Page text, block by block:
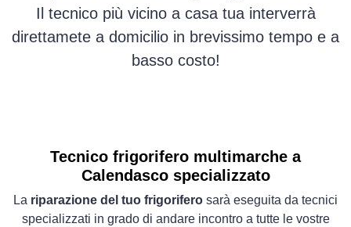
Il tecnico più vicino a casa tua interverrà
direttamete a domicilio in brevissimo tempo e a
basso costo!
Tecnico frigorifero multimarche a
Calendasco specializzato
La riparazione del tuo frigorifero sarà eseguita da tecnici
specializzati in grado di andare incontro a tutte le vostre